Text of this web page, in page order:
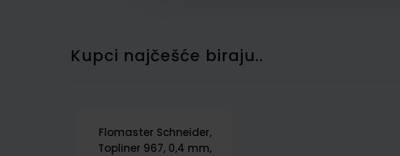
Kupci najčešće biraju..
Flomaster Schneider,
Topliner 967, 0,4 mm,